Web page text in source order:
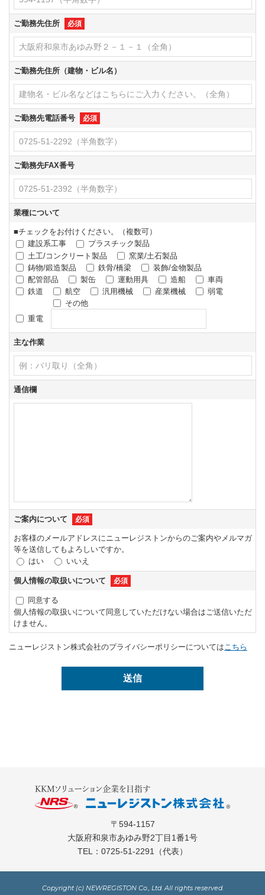
ご勤務先住所 必須
ご勤務先住所（建物・ビル名）
ご勤務先電話番号 必須
ご勤務先FAX番号
業種について
■チェックをお付けください。（複数可）
建設系工事
プラスチック製品
土工/コンクリート製品
窯業/土石製品
鋳物/鍛造製品
鉄骨/橋梁
装飾/金物製品
配管部品
製缶 運動用具 造船
車両
鉄道
航空 汎用機械 産業機械 弱電
重電
その他
主な作業
通信欄
ご案内について 必須
お客様のメールアドレスにニューレジストンからのご案内やメルマガ
等を送信してもよろしいですか。
はい
いいえ
個人情報の取扱いについて 必須
同意する
個人情報の取扱いについて同意していただけない場合はご送信いただ
けません。
ニューレジストン株式会社のプライバシーポリシーについては こちら
〒594-1157
大阪府和泉市あゆみ野2丁目1番1号
TEL： 0725-51-2291 （代表）
Copyright (c) NEWREGISTON Co., Ltd. All rights reserved.